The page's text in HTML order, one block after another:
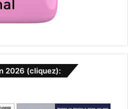
2026 (cliquez):